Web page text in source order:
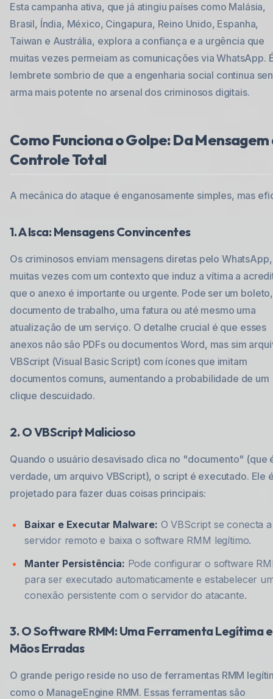
Esta campanha ativa, que já atingiu países como Malásia,
Brasil, Índia, México, Cingapura, Reino Unido, Espanha,
Taiwan e Austrália, explora a confiança e a urgência que
muitas vezes permeiam as comunicações via WhatsApp.
lembrete sombrio de que a engenharia social continua
arma mais potente no arsenal dos criminosos digitais.
Como Funciona o Golpe: Da Mensagem
Controle Total
A mecânica do ataque é enganosamente simples, mas
1. A Isca: Mensagens Convincentes
Os criminosos enviam mensagens diretas pelo WhatsApp,
muitas vezes com um contexto que induz a vítima a
que o anexo é importante ou urgente. Pode ser um
documento de trabalho, uma fatura ou até mesmo uma
atualização de um serviço. O detalhe crucial é que esses
anexos não são PDFs ou documentos Word, mas sim
VBScript (Visual Basic Script) com ícones que imitam
documentos comuns, aumentando a probabilidade de um
clique descuidado.
2. O VBScript Malicioso
Quando o usuário desavisado clica no "documento" (que
verdade, um arquivo VBScript), o script é executado. Ele
projetado para fazer duas coisas principais:
Baixar e Executar Malware: O VBScript se conecta
servidor remoto e baixa o software RMM legítimo.
Manter Persistência: Pode configurar o software
para ser executado automaticamente e estabelecer
conexão persistente com o servidor do atacante.
3. O Software RMM: Uma Ferramenta Legítima
Mãos Erradas
O grande perigo reside no uso de ferramentas RMM
como o ManageEngine RMM. Essas ferramentas são